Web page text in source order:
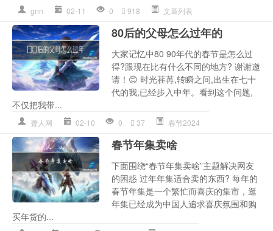
gnn 02-11 0 918 文章列表
80后的父母怎么过年的
大家记忆中80 90年代的春节是怎么过
得?跟现在比有什么不同的地方? 谢谢邀
请！😊 时光荏苒,转瞬之间,出生在七十
代的我,已经步入中年。看到这个问题,
不仅把我带...
聋人网 02-10 0 37 春节2024
春节年集卖啥
下面围绕“春节年集卖啥”主题解决网友
的困惑 过年年集适合卖的东西? 每年的
春节年集是一个繁忙而喜庆的集市，逛
年集已经成为中国人追求喜庆氛围和购
买年货的...